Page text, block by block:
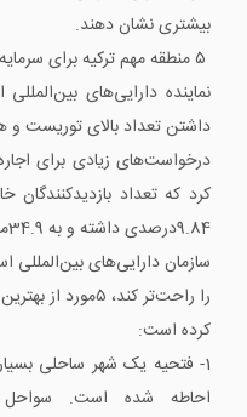
بیشتری نشان دهند.
نماینده دارایی‌های
درخواست‌های زیادی برای
9.84درصدی داشته و به 34.9میلیون رسیده است.
سازمان دارایی‌های بین‌المللی
را راحت‌تر کند،
کرده است:
1- فتحیه یک شهر ساحلی
احاطه شده است. سواحل